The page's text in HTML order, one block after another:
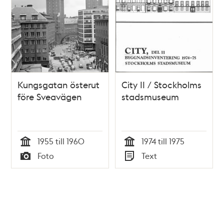
Kungsgatan österut
före Sveavägen
Tid
1955 till 1960
Typ
Foto
City II / Stockholms
stadsmuseum
Tid
1974 till 1975
Typ
Text